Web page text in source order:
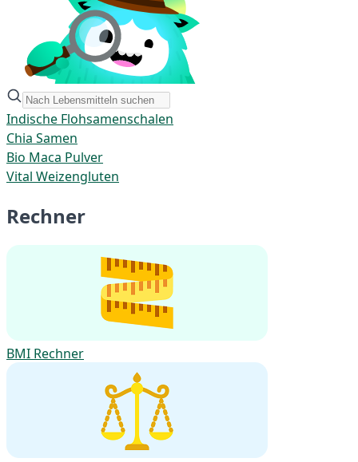
Indische Flohsamenschalen
Chia Samen
Bio Maca Pulver
Vital Weizengluten
Rechner
BMI Rechner